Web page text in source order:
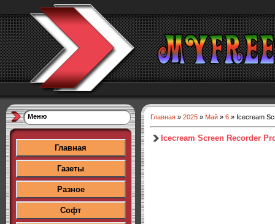
Меню
Главная
Газеты
Разное
Софт
Главная » 2025 » Май » 6 » Icecream
Icecream Screen Recorder